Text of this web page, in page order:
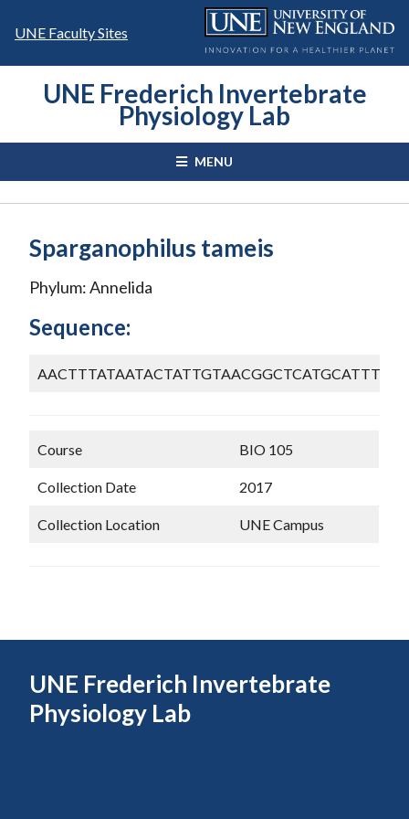
UNE Faculty Sites
UNE Frederich Invertebrate
Physiology Lab
MENU
Sparganophilus tameis
Phylum: Annelida
Sequence:
Course BIO 105
Collection Date 2017
Collection Location UNE Campus
UNE Frederich Invertebrate
Physiology Lab